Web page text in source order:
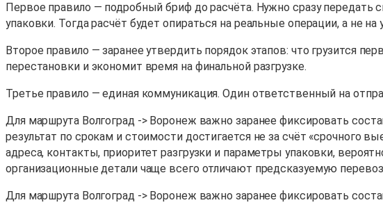
Первое правило — подробный бриф до расчёта. Нужно сразу передать
упаковки. Тогда расчёт будет опираться на реальные операции, а не
Второе правило — заранее утвердить порядок этапов: что грузится
перестановки и экономит время на финальной разгрузке.
Третье правило — единая коммуникация. Один ответственный на
Для маршрута Волгоград -> Воронеж важно заранее фиксировать
результат по срокам и стоимости достигается не за счёт «срочного
адреса, контакты, приоритет разгрузки и параметры упаковки,
организационные детали чаще всего отличают предсказуемую
Для маршрута Волгоград -> Воронеж важно заранее фиксировать